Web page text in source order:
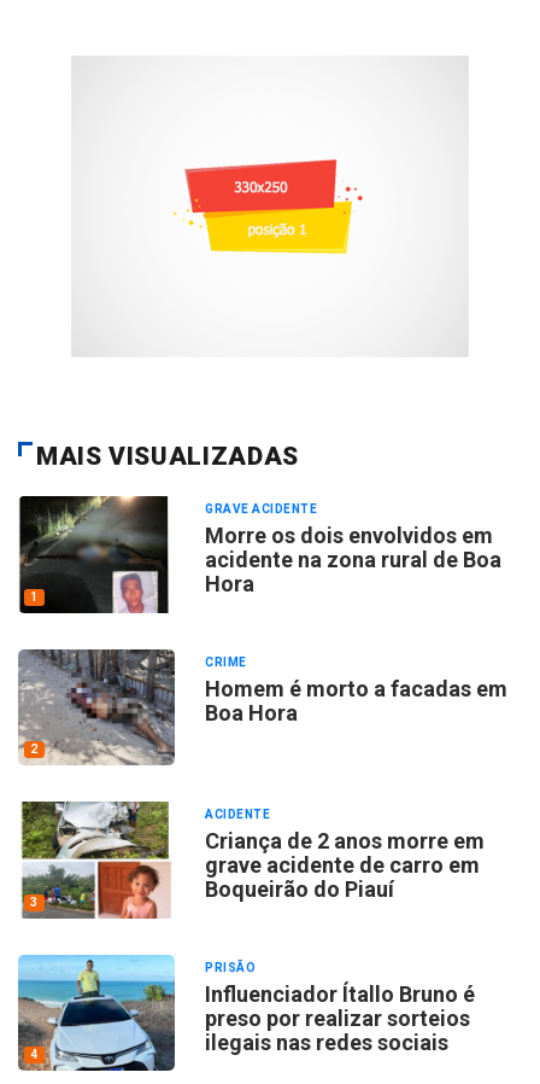
MAIS VISUALIZADAS
1
GRAVE ACIDENTE
Morre os dois envolvidos em
acidente na zona rural de Boa
Hora
2
CRIME
Homem é morto a facadas em
Boa Hora
3
ACIDENTE
Criança de 2 anos morre em
grave acidente de carro em
Boqueirão do Piauí
4
PRISÃO
Influenciador Ítallo Bruno é
preso por realizar sorteios
ilegais nas redes sociais